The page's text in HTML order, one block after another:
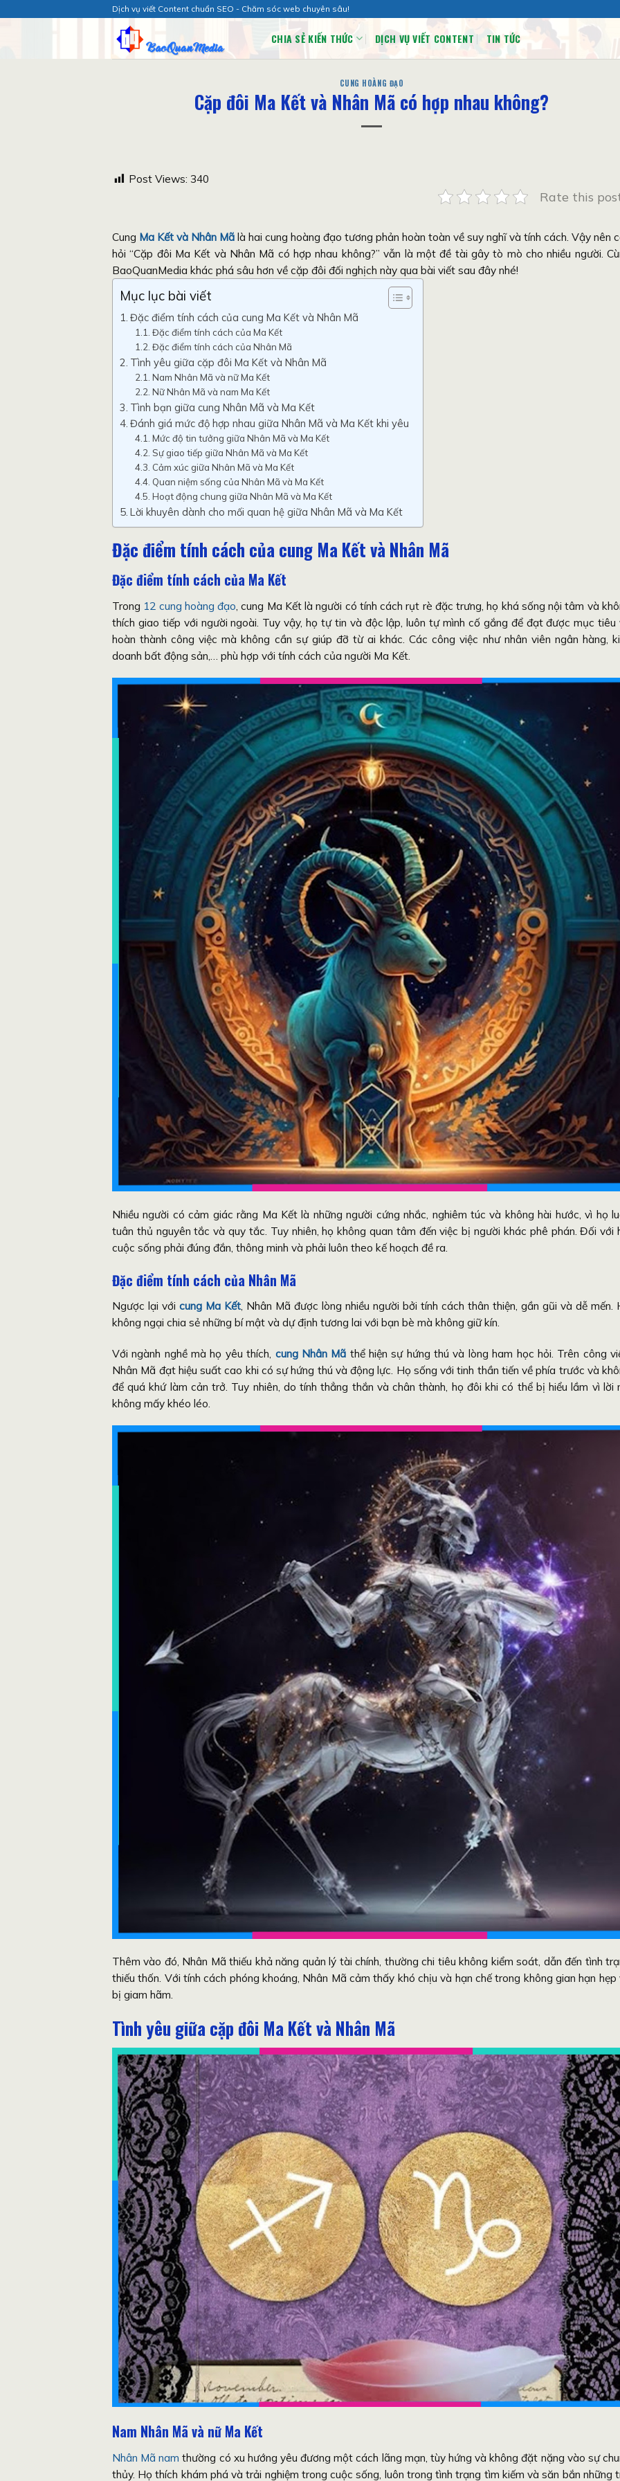
Dịch vụ viết Content chuẩn SEO - Chăm sóc web chuyên sâu!
CHIA SẺ KIẾN THỨC DỊCH VỤ VIẾT CONTENT TIN TỨC
CUNG HOÀNG ĐẠO
Cặp đôi Ma Kết và Nhân Mã có hợp nhau không?
Post Views: 340
Rate this
Cung Ma Kết và Nhân Mã là hai cung hoàng đạo tương phản hoàn toàn về suy nghĩ và tính cách. Vậy nên
hỏi “Cặp đôi Ma Kết và Nhân Mã có hợp nhau không?” vẫn là một đề tài gây tò mò cho nhiều người.
BaoQuanMedia khác phá sâu hơn về cặp đôi đối nghịch này qua bài viết sau đây nhé!
Mục lục bài viết
Đặc điểm tính cách của cung Ma Kết và Nhân Mã
Đặc điểm tính cách của Ma Kết
Đặc điểm tính cách của Nhân Mã
Tình yêu giữa cặp đôi Ma Kết và Nhân Mã
Nam Nhân Mã và nữ Ma Kết
Nữ Nhân Mã và nam Ma Kết
Tình bạn giữa cung Nhân Mã và Ma Kết
Đánh giá mức độ hợp nhau giữa Nhân Mã và Ma Kết khi yêu
Mức độ tin tưởng giữa Nhân Mã và Ma Kết
Sự giao tiếp giữa Nhân Mã và Ma Kết
Cảm xúc giữa Nhân Mã và Ma Kết
Quan niệm sống của Nhân Mã và Ma Kết
Hoạt động chung giữa Nhân Mã và Ma Kết
Lời khuyên dành cho mối quan hệ giữa Nhân Mã và Ma Kết
Đặc điểm tính cách của cung Ma Kết và Nhân Mã
Đặc điểm tính cách của Ma Kết
Trong 12 cung hoàng đạo , cung Ma Kết là người có tính cách rụt rè đặc trưng, họ khá sống nội tâm và
thích giao tiếp với người ngoài. Tuy vậy, họ tự tin và độc lập, luôn tự mình cố gắng để đạt được mục tiêu
hoàn thành công việc mà không cần sự giúp đỡ từ ai khác. Các công việc như nhân viên ngân hàng,
doanh bất động sản,… phù hợp với tính cách của người Ma Kết.
Nhiều người có cảm giác rằng Ma Kết là những người cứng nhắc, nghiêm túc và không hài hước, vì họ
tuân thủ nguyên tắc và quy tắc. Tuy nhiên, họ không quan tâm đến việc bị người khác phê phán. Đối với
cuộc sống phải đúng đắn, thông minh và phải luôn theo kế hoạch đề ra.
Đặc điểm tính cách của Nhân Mã
Ngược lại với cung Ma Kết, Nhân Mã được lòng nhiều người bởi tính cách thân thiện, gần gũi và dễ mến.
không ngại chia sẻ những bí mật và dự định tương lai với bạn bè mà không giữ kín.
Với ngành nghề mà họ yêu thích, cung Nhân Mã thể hiện sự hứng thú và lòng ham học hỏi. Trên công
Nhân Mã đạt hiệu suất cao khi có sự hứng thú và động lực. Họ sống với tinh thần tiến về phía trước và
để quá khứ làm cản trở. Tuy nhiên, do tính thẳng thắn và chân thành, họ đôi khi có thể bị hiểu lầm vì lời
không mấy khéo léo.
Thêm vào đó, Nhân Mã thiếu khả năng quản lý tài chính, thường chi tiêu không kiểm soát, dẫn đến tình
thiếu thốn. Với tính cách phóng khoáng, Nhân Mã cảm thấy khó chịu và hạn chế trong không gian hạn hẹp
bị giam hãm.
Tình yêu giữa cặp đôi Ma Kết và Nhân Mã
Nam Nhân Mã và nữ Ma Kết
Nhân Mã nam thường có xu hướng yêu đương một cách lãng mạn, tùy hứng và không đặt nặng vào sự
thủy. Họ thích khám phá và trải nghiệm trong cuộc sống, luôn trong tình trạng tìm kiếm và săn bắn những